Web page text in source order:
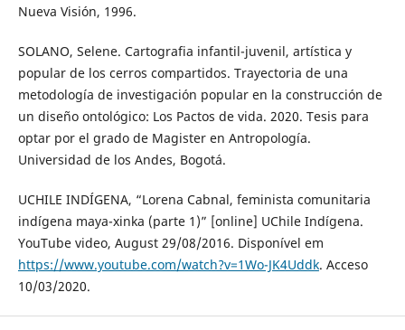
Nueva Visión, 1996.
SOLANO, Selene. Cartografia infantil-juvenil, artística y
popular de los cerros compartidos. Trayectoria de una
metodología de investigación popular en la construcción de
un diseño ontológico: Los Pactos de vida. 2020. Tesis para
optar por el grado de Magister en Antropología.
Universidad de los Andes, Bogotá.
UCHILE INDÍGENA, “Lorena Cabnal, feminista comunitaria
indígena maya-xinka (parte 1)” [online] UChile Indígena.
YouTube video, August 29/08/2016. Disponível em
https://www.youtube.com/watch?v=1Wo-JK4Uddk. Acceso
10/03/2020.